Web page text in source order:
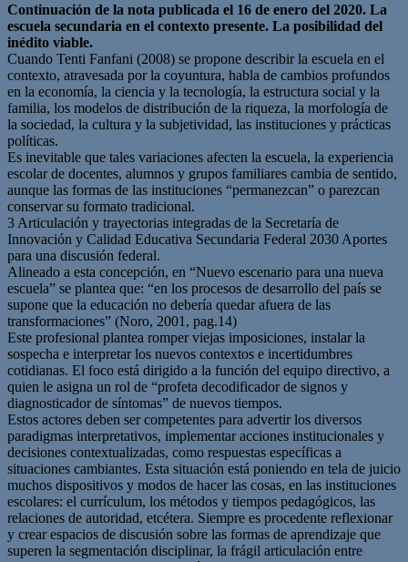
Continuación de la nota publicada el 16 de enero del 2020. La
escuela secundaria en el contexto presente. La posibilidad del
inédito viable.
Cuando Tenti Fanfani (2008) se propone describir la escuela en el
contexto, atravesada por la coyuntura, habla de cambios profundos
en la economía, la ciencia y la tecnología, la estructura social y la
familia, los modelos de distribución de la riqueza, la morfología de
la sociedad, la cultura y la subjetividad, las instituciones y prácticas
políticas.
Es inevitable que tales variaciones afecten la escuela, la experiencia
escolar de docentes, alumnos y grupos familiares cambia de sentido,
aunque las formas de las instituciones “permanezcan” o parezcan
conservar su formato tradicional.
3 Articulación y trayectorias integradas de la Secretaría de
Innovación y Calidad Educativa Secundaria Federal 2030 Aportes
para una discusión federal.
Alineado a esta concepción, en “Nuevo escenario para una nueva
escuela” se plantea que: “en los procesos de desarrollo del país se
supone que la educación no debería quedar afuera de las
transformaciones” (Noro, 2001, pag.14)
Este profesional plantea romper viejas imposiciones, instalar la
sospecha e interpretar los nuevos contextos e incertidumbres
cotidianas. El foco está dirigido a la función del equipo directivo, a
quien le asigna un rol de “profeta decodificador de signos y
diagnosticador de síntomas” de nuevos tiempos.
Estos actores deben ser competentes para advertir los diversos
paradigmas interpretativos, implementar acciones institucionales y
decisiones contextualizadas, como respuestas específicas a
situaciones cambiantes. Esta situación está poniendo en tela de juicio
muchos dispositivos y modos de hacer las cosas, en las instituciones
escolares: el currículum, los métodos y tiempos pedagógicos, las
relaciones de autoridad, etcétera. Siempre es procedente reflexionar
y crear espacios de discusión sobre las formas de aprendizaje que
superen la segmentación disciplinar, la frágil articulación entre